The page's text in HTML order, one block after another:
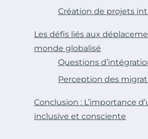
Création de projets
Les défis liés aux
monde globalisé
Questions
Perception des
Conclusion : L’importance
inclusive et consciente